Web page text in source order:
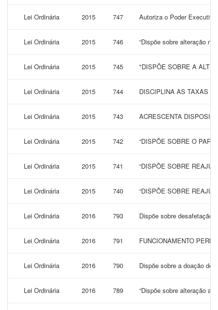
Lei Ordinária 2015 747 Autoriza o Poder
Lei Ordinária 2015 746 “Dispõe sobre alteração
Lei Ordinária 2015 745 "DISPÕE SOBRE A
Lei Ordinária 2015 744 DISCIPLINA AS TAXAS
Lei Ordinária 2015 743 ACRESCENTA
Lei Ordinária 2015 742 “DISPÕE SOBRE O
Lei Ordinária 2015 741 “DISPÕE SOBRE
Lei Ordinária 2015 740 “DISPÕE SOBRE
Lei Ordinária 2016 793 Dispõe sobre desafetação
Lei Ordinária 2016 791 FUNCIONAMENTO
Lei Ordinária 2016 790 Dispõe sobre a doação de
Lei Ordinária 2016 789 “Dispõe sobre alteração a